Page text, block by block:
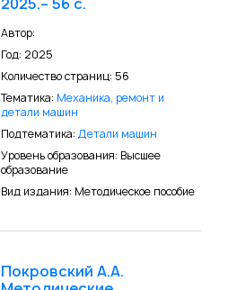
Автор:
Год: 2025
Количество страниц: 56
Тематика: Механика, ремонт и
детали машин
Подтематика: Детали машин
Уровень образования: Высшее
образование
Вид издания: Методическое пособие
Покровский А.А.